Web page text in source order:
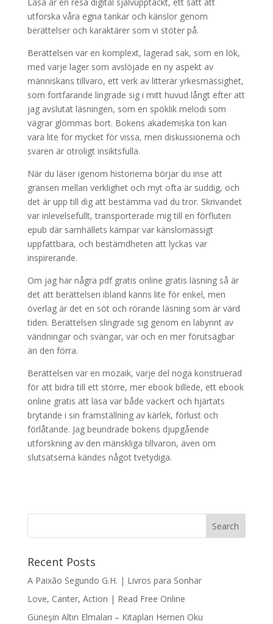
utforska våra egna tankar och känslor genom
berättelser och karaktärer som vi stöter på.
Berättelsen var en komplext, lagerad sak, som en lök,
med varje lager som avslöjade en ny aspekt av
människans tillvaro, ett verk av litterär yrkesmässighet,
som fortfarande lingrade sig i mitt huvud långt efter att
jag avslutat läsningen, som en spöklik melodi som
vägrar glömmas bort. Bokens akademiska ton kan
vara lite för mycket för vissa, men diskussionerna och
svaren är otroligt insiktsfulla.
När du läser igenom historierna börjar du inse att
gränsen mellan verklighet och myt ofta är suddig, och
det är upp till dig att bestämma vad du tror. Skrivandet
var inlevelsefullt, transporterade mig till en förfluten
epub där samhällets kämpar var känslomässigt
uppfattbara, och bestämdheten att lyckas var
inspirerande.
Om jag har några pdf gratis online gratis läsning så är
det att berättelsen ibland känns lite för enkel, men
överlag är det en söt och rörande läsning som är värd
tiden. Berättelsen slingrade sig genom en labyrint av
vändningar och svängar, var och en mer förutsägbar
än den förra.
Berättelsen var en mozaik, varje del noga konstruerad
för att bidra till ett större, mer ebook billede, ett ebook
online gratis att läsa var både vackert och hjärtats
brytande i sin framställning av kärlek, förlust och
förlåtande. Jag beundrade bokens djupgående
utforskning av den mänskliga tillvaron, även om
slutsatserna kändes något tvetydiga.
Recent Posts
A Paixão Segundo G.H. | Livros para Sonhar
Love, Canter, Action | Read Free Online
Güneşin Altın Elmaları – Kitapları Hemen Oku